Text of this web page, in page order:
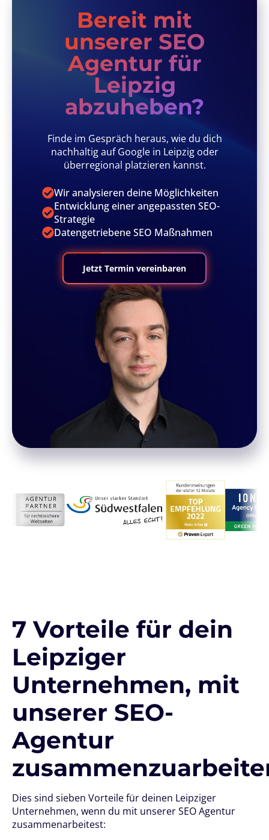
Bereit mit
unserer SEO
Agentur für
Leipzig
abzuheben?
Finde im Gespräch heraus, wie du dich
nachhaltig auf Google in Leipzig oder
überregional platzieren kannst.
Wir analysieren deine Möglichkeiten
Entwicklung einer angepassten SEO-
Strategie
Datengetriebene SEO Maßnahmen
Jetzt Termin vereinbaren
7 Vorteile für dein
Leipziger
Unternehmen, mit
unserer SEO-
Agentur
Dies sind sieben Vorteile für deinen Leipziger
Unternehmen, wenn du mit unserer SEO Agentur
zusammenarbeitest: